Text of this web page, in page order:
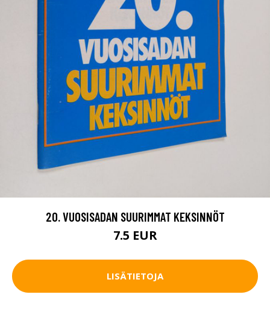
20. VUOSISADAN SUURIMMAT KEKSINNÖT
7.5 EUR
LISÄTIETOJA